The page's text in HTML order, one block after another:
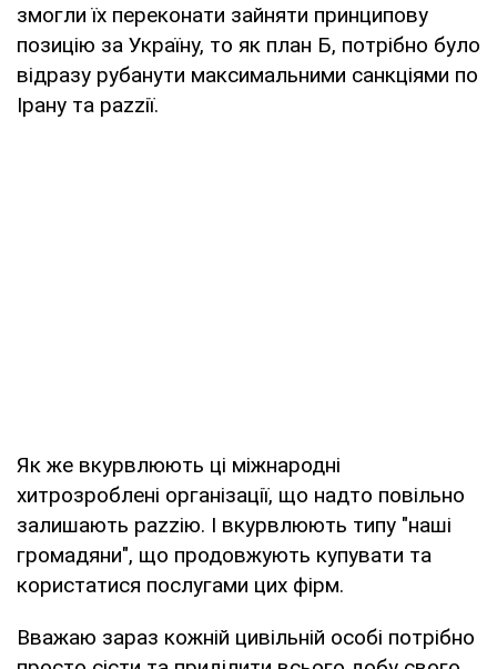
змогли їх переконати зайняти принципову
позицію за Україну, то як план Б, потрібно було
відразу рубанути максимальними санкціями по
Ірану та раzzії.
Як же вкурвлюють ці міжнародні
хитрозроблені організації, що надто повільно
залишають раzzію. І вкурвлюють типу "наші
громадяни", що продовжують купувати та
користатися послугами цих фірм.
Вважаю зараз кожній цивільній особі потрібно